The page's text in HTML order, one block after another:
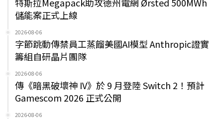
儲能案正式上線
2026-08-06
字節跳動傳禁員工蒸餾美國AI模型 Anthropic證實
籌組自研晶片團隊
2026-08-06
傳《暗黑破壞神 IV》於 9 月登陸 Switch 2！預計
Gamescom 2026 正式公開
2026-08-06